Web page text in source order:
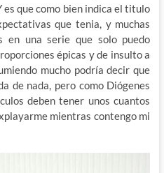
que como bien indica el titulo
que tenia, y muchas
en una serie que solo puedo
épicas y de insulto a
mucho podría decir que
de nada, pero como Diógenes
deben tener unos cuantos
mientras contengo mi